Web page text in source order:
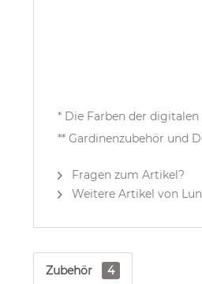
* Die Farben der
** Gardinenzubehör und
Fragen zum Artikel?
Weitere Artikel von
Zubehör 4